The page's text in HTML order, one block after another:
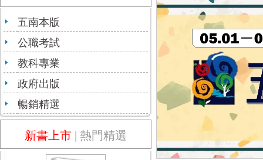
五南本版
公職考試
教科專業
政府出版
暢銷精選
新書上市 | 熱門精選